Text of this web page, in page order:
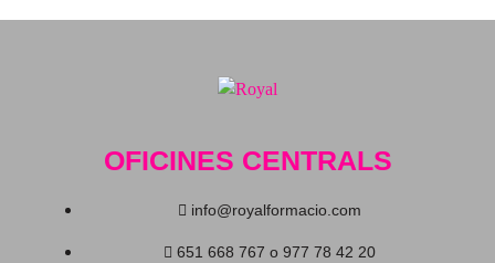
OFICINES CENTRALS
info@royalformacio.com
651 668 767 o 977 78 42 20